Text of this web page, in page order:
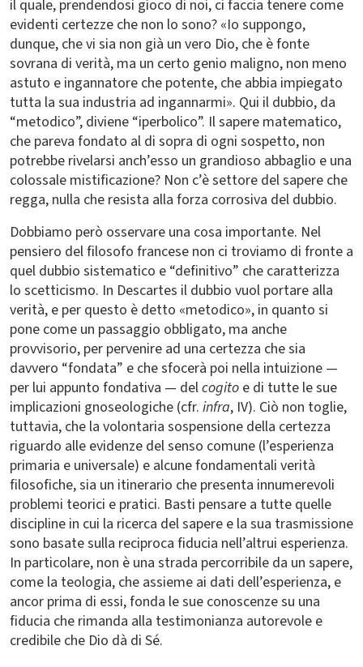
il quale, prendendosi gioco di noi, ci faccia tenere come
evidenti certezze che non lo sono? «Io suppongo,
dunque, che vi sia non già un vero Dio, che è fonte
sovrana di verità, ma un certo genio maligno, non meno
astuto e ingannatore che potente, che abbia impiegato
tutta la sua industria ad ingannarmi». Qui il dubbio, da
“metodico”, diviene “iperbolico”. Il sapere matematico,
che pareva fondato al di sopra di ogni sospetto, non
potrebbe rivelarsi anch’esso un grandioso abbaglio e una
colossale mistificazione? Non c’è settore del sapere che
regga, nulla che resista alla forza corrosiva del dubbio.
Dobbiamo però osservare una cosa importante. Nel
pensiero del filosofo francese non ci troviamo di fronte a
quel dubbio sistematico e “definitivo” che caratterizza
lo scetticismo. In Descartes il dubbio vuol portare alla
verità, e per questo è detto «metodico», in quanto si
pone come un passaggio obbligato, ma anche
provvisorio, per pervenire ad una certezza che sia
davvero “fondata” e che sfocerà poi nella intuizione —
per lui appunto fondativa — delcogito e di tutte le sue
implicazioni gnoseologiche (cfr. infra, IV). Ciò non toglie,
tuttavia, che la volontaria sospensione della certezza
riguardo alle evidenze del senso comune (l’esperienza
primaria e universale) e alcune fondamentali verità
filosofiche, sia un itinerario che presenta innumerevoli
problemi teorici e pratici. Basti pensare a tutte quelle
discipline in cui la ricerca del sapere e la sua trasmissione
sono basate sulla reciproca fiducia nell’altrui esperienza.
In particolare, non è una strada percorribile da un sapere,
come la teologia, che assieme ai dati dell’esperienza, e
ancor prima di essi, fonda le sue conoscenze su una
fiducia che rimanda alla testimonianza autorevole e
credibile che Dio dà di Sé.